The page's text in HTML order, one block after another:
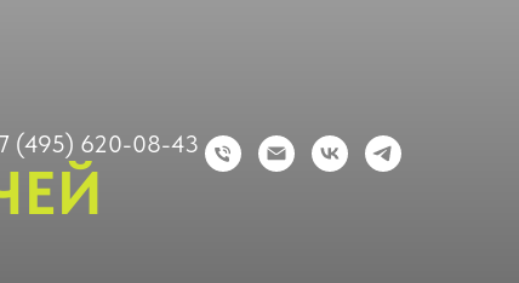
(495) 620-08-43